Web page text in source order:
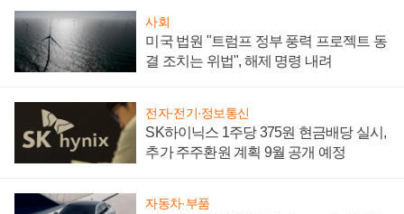
사회
미국 법원 "트럼프 정부 풍력 프로젝트 동
결 조치는 위법", 해제 명령 내려
전자·전기·정보통신
SK하이닉스 1주당 375원 현금배당 실시,
추가 주주환원 계획 9월 공개 예정
자동차·부품